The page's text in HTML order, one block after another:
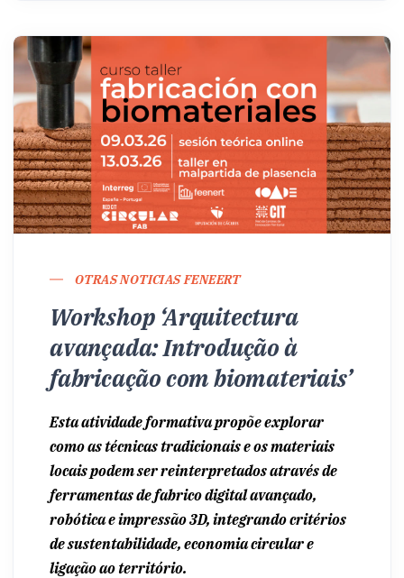
OTRAS NOTICIAS FENEERT
Workshop ‘Arquitectura
avançada: Introdução à
fabricação com biomateriais’
Esta atividade formativa propõe explorar
como as técnicas tradicionais e os materiais
locais podem ser reinterpretados através de
ferramentas de fabrico digital avançado,
robótica e impressão 3D, integrando critérios
de sustentabilidade, economia circular e
ligação ao território.